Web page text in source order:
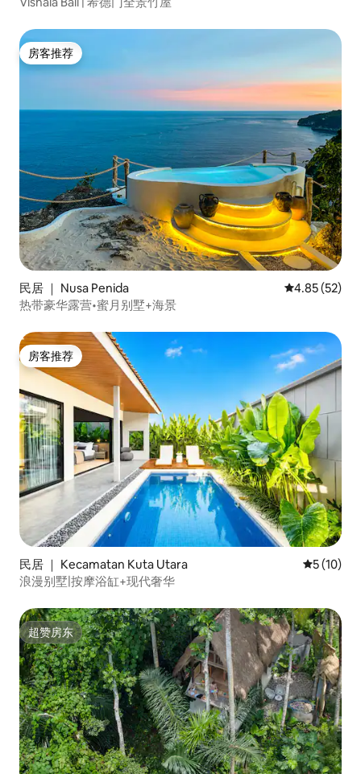
房客推荐
房客推荐
民居 ｜ Nusa Penida 平均评分
4.85 (52)
热带豪华露营•蜜月别墅+海景
房客推荐
房客推荐
民居 ｜ Kecamatan Kuta Utara 平均评分
5 (10)
浪漫别墅|按摩浴缸+现代奢华
超赞房东
超赞房东